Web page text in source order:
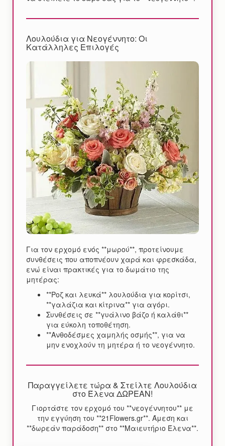
Λουλούδια για Νεογέννητο: Οι
Κατάλληλες Επιλογές
Για τον ερχομό ενός **μωρού**, προτείνουμε
συνθέσεις που αποπνέουν χαρά και φρεσκάδα,
ενώ είναι πρακτικές για το δωμάτιο της
μητέρας:
**Ροζ και λευκά** λουλούδια για κορίτσι,
**γαλάζια και κίτρινα** για αγόρι.
Συνθέσεις σε **γυάλινο βάζο ή καλάθι**
για εύκολη τοποθέτηση.
**Ανθοδέσμες χαμηλής οσμής**, για να
μην ενοχλούν τη μητέρα ή το νεογέννητο.
Παραγγείλετε τώρα & Στείλτε Λουλούδια
στο Έλενα ΔΩΡΕΑΝ!
Γιορτάστε τον ερχομό του **νεογέννητου** με
την εγγύηση του **21Flowers.gr**. Άμεση και
**δωρεάν παράδοση** στο **Μαιευτήριο Έλενα**.